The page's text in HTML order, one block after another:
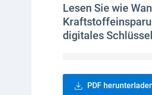
Lesen Sie wie
digitales
PDF